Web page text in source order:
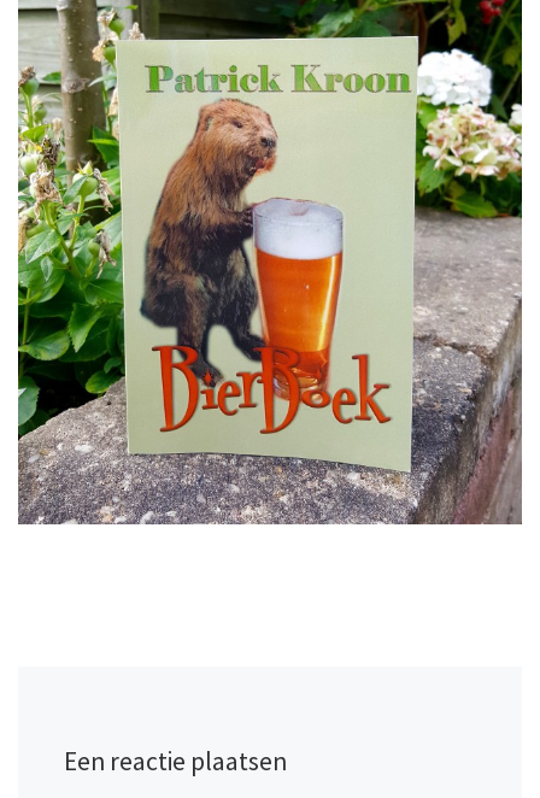
Een reactie plaatsen